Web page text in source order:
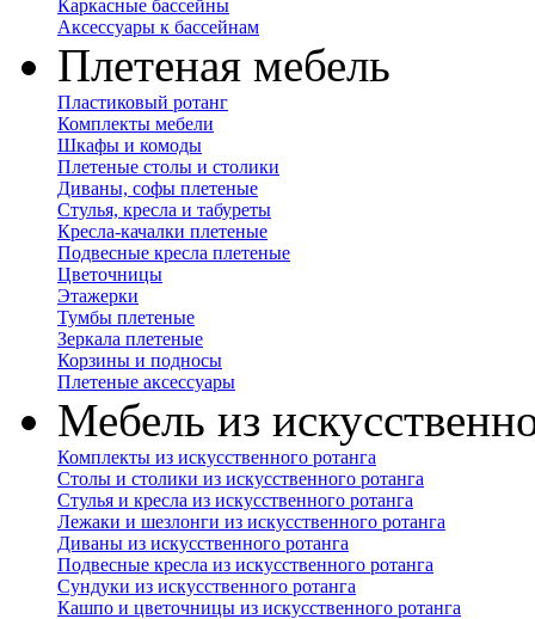
Каркасные бассейны
Аксессуары к бассейнам
Плетеная мебель
Пластиковый ротанг
Комплекты мебели
Шкафы и комоды
Плетеные столы и столики
Диваны, софы плетеные
Стулья, кресла и табуреты
Кресла-качалки плетеные
Подвесные кресла плетеные
Цветочницы
Этажерки
Тумбы плетеные
Зеркала плетеные
Корзины и подносы
Плетеные аксессуары
Мебель из
Комплекты из искусственного ротанга
Столы и столики из искусственного ротанга
Стулья и кресла из искусственного ротанга
Лежаки и шезлонги из искусственного ротанга
Диваны из искусственного ротанга
Подвесные кресла из искусственного ротанга
Сундуки из искусственного ротанга
Кашпо и цветочницы из искусственного ротанга